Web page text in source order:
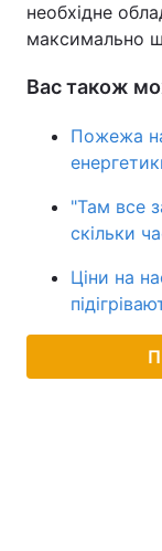
необхідне
максимально
Вас також
Пожежа
"‎Там все
скільки
Ціни на